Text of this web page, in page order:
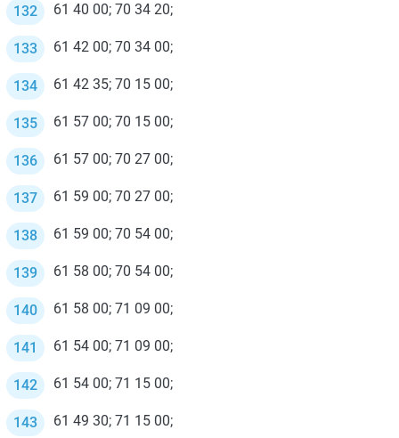
61 40 00; 70 34 20;
61 42 00; 70 34 00;
61 42 35; 70 15 00;
61 57 00; 70 15 00;
61 57 00; 70 27 00;
61 59 00; 70 27 00;
61 59 00; 70 54 00;
61 58 00; 70 54 00;
61 58 00; 71 09 00;
61 54 00; 71 09 00;
61 54 00; 71 15 00;
61 49 30; 71 15 00;